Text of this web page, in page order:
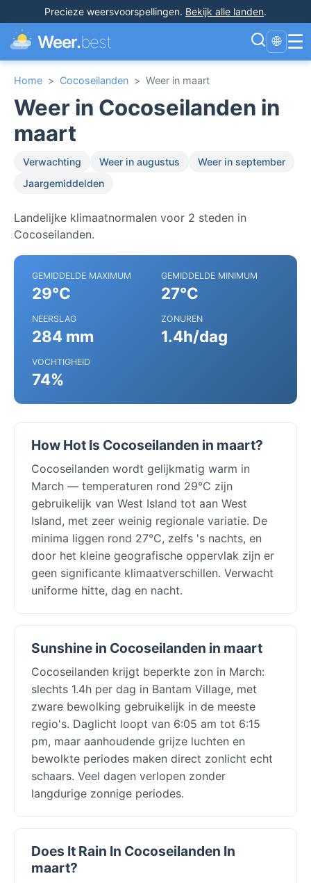
Precieze weersvoorspellingen. Bekijk alle landen.
Weer.best 🌐 ☰
Home > Cocoseilanden > Weer in maart
Weer in Cocoseilanden in
maart
Verwachting Weer in augustus
Weer in september
Jaargemiddelden
Landelijke klimaatnormalen voor 2 steden in
Cocoseilanden.
GEMIDDELDE MAXIMUM
29°C
GEMIDDELDE MINIMUM
27°C
NEERSLAG
284 mm
ZONUREN
1.4h/dag
VOCHTIGHEID
74%
How Hot Is Cocoseilanden in maart?
Cocoseilanden wordt gelijkmatig warm in
March — temperaturen rond 29°C zijn
gebruikelijk van West Island tot aan West
Island, met zeer weinig regionale variatie. De
minima liggen rond 27°C, zelfs 's nachts, en
door het kleine geografische oppervlak zijn er
geen significante klimaatverschillen. Verwacht
uniforme hitte, dag en nacht.
Sunshine in Cocoseilanden in maart
Cocoseilanden krijgt beperkte zon in March:
slechts 1.4h per dag in Bantam Village, met
zware bewolking gebruikelijk in de meeste
regio's. Daglicht loopt van 6:05 am tot 6:15
pm, maar aanhoudende grijze luchten en
bewolkte periodes maken direct zonlicht echt
schaars. Veel dagen verlopen zonder
langdurige zonnige periodes.
Does It Rain In Cocoseilanden In
maart?